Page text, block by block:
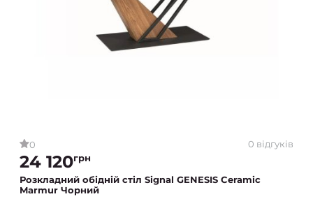
0 0 відгуків
24 120грн
Розкладний обідній стіл Signal GENESIS Ceramic
Marmur Чорний